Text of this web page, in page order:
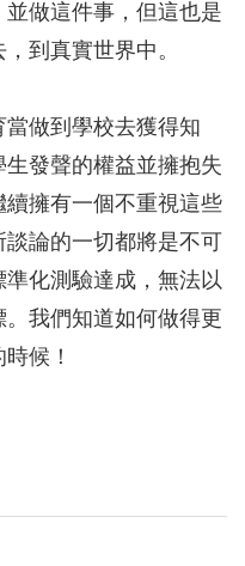
做這件事，但這也是
到真實世界中。
做到學校去獲得知
發聲的權益並擁抱失
擁有一個不重視這些
論的一切都將是不可
化測驗達成，無法以
我們知道如何做得更
候！